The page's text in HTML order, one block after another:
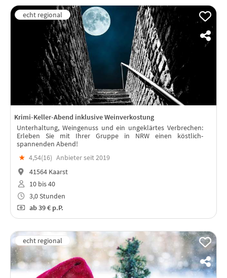
Krimi-Keller-Abend inklusive Weinverkostung
Unterhaltung, Weingenuss und ein ungeklärtes Verbrechen:
Erleben Sie mit Ihrer Gruppe in NRW einen köstlich-
spannenden Abend!
★ 4,54(16) Anbieter seit 2019
41564 Kaarst
10 bis 40
3,0 Stunden
ab39 € p.P.